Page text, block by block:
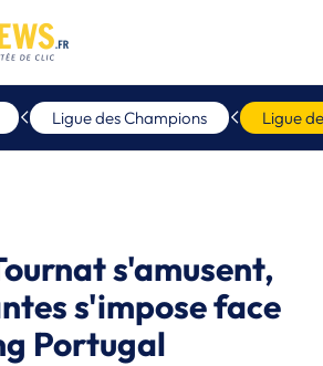
Ligue des Champions Ligue
s'amusent,
s'impose face
Portugal